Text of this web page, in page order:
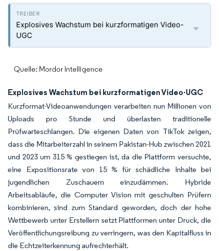
Explosives Wachstum bei kurzformatigen Video-
UGC
Quelle: Mordor Intelligence
Explosives Wachstum bei kurzformatigen Video-UGC
Kurzformat-Videoanwendungen verarbeiten nun Millionen von
Uploads pro Stunde und überlasten traditionelle
Prüfwarteschlangen. Die eigenen Daten von TikTok zeigen,
dass die Mitarbeiterzahl in seinem Pakistan-Hub zwischen 2021
und 2023 um 315 % gestiegen ist, da die Plattform versuchte,
eine Expositionsrate von 15 % für schädliche Inhalte bei
jugendlichen Zuschauern einzudämmen. Hybride
Arbeitsabläufe, die Computer Vision mit geschulten Prüfern
kombinieren, sind zum Standard geworden, doch der hohe
Wettbewerb unter Erstellern setzt Plattformen unter Druck, die
Veröffentlichungsreibung zu verringern, was den Kapitalfluss in
die Echtzeiterkennung aufrechterhält.